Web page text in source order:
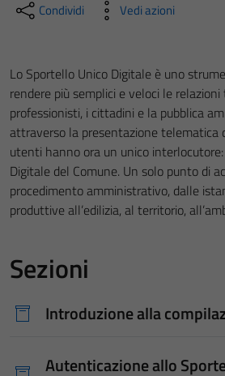
Condividi Vedi azioni
Lo Sportello Unico Digitale è uno
rendere più semplici e veloci le
professionisti, i cittadini e la pubblica
attraverso la presentazione telematica
utenti hanno ora un unico
Digitale del Comune. Un solo punto di
procedimento amministrativo, dalle
produttive all’edilizia, al territorio,
Sezioni
Introduzione alla
Autenticazione allo